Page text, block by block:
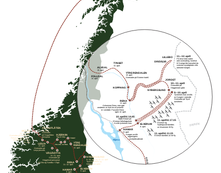
NYBERGSUND
9.–10. april og 10.–11. april
Trysil turistheim og
Heggemoen gård.
ELVERUM
9. april.
HAMAR
9. april.
RENA
11.–12. april.
YTRE
RENDALEN
13. april.
TYNSET
HJERKIN
Tog til Otta.
LESJA
21. april.
Overnatter på
Lesja jernverk.
STUGUFLÅTEN
22. april.
Overnatter
på Stuguflåten
pensjonat.
FOLLDAL ALVDAL
MOLDE
23.–29. april.
Overnatter på Glomstua.
Reiser til Tromsø med
skipetHMS Glasgow
29. april.
VÅGÅ/OTTA
13.–21. april.
Overnatter på
Heggelund pensjonat
på Otta og Sandbu i Vågå.
YTRE RENDALEN
13. april.
Overnatter på Åsheim hotell.
KOPPANG
NYBERGSUND
TYNSET
13. april.
LILLEBO
DREVSJØ
ALVDAL
13. april.
FOLLDAL
13. april.
SVERIGE
11.–12. april
På reise hele natten
uten overnatting. Innreise
til Sverige ble kanselert da
svenske myndigheter ville
arrestere kongen.
10.–11. april
Overnatter på
Heggemoen gård.
9.–10. april
Tyskernes krav avslås
av Kongen i statsråd.
Overnatter på Trysil
turistheim.
JORDET
11. april kl. 17.15
Elverum og
Nybergsund bombes
av tilsammen 30 fly.
11. april kl. 11.15
Elverum bombes av tre fly.
10. april kl. 14.45
Møter Bräuer på
Elverum folkehøgskole.
Avslår tyskernes krav. ELVERUM
9. april.
HAMAR
9. april.
Kongen avslår
regjeringens
avskjedssøknad.
OSLO
Mjøsa
RENA
11. april.
Ankommer Rena, men gjør
vendereis av frykt for at tyskerne
er i området. Passerer Rena
igjen 12. april.